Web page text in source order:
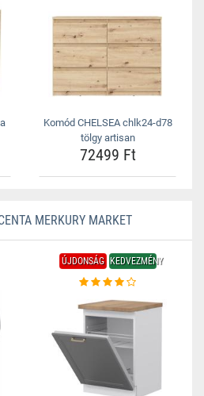
Komód CHELSEA chlk24-d78
tölgy artisan
72499 Ft
MERKURY MARKET
ÚJDONSÁG KEDVEZMÉNY